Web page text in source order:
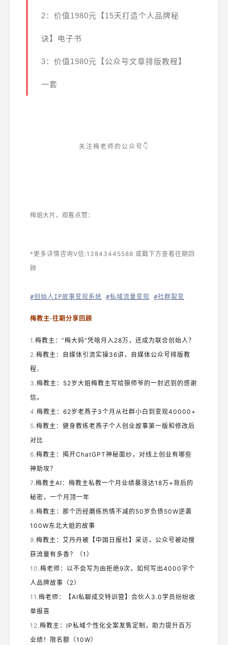
2：价值1980元【15天打造个人品牌秘
诀】电子书
3：价值1980元 【公众号文章排版教程】
一套
关注梅老师的公众号👇
梅姐大片，观看点赞：
*更多详情咨询V信:13843445588 或戳下方查看往期回
顾
#创始人IP故事变现系统 #私域流量变现 #社群裂变
梅教主·往期分享回顾
1.梅教主：“梅大妈”凭啥月入28万，还成为联合创始人？
2.梅教主：自媒体引流实操36讲，自媒体公众号排版教
程。
3.梅教主：52岁大姐梅教主写给狼师爷的一封迟到的感谢
信。
4.梅教主：62岁老燕子3个月从社群小白到变现40000+
5.梅教主：健身教练老燕子个人创业故事第一版和修改后
对比
6.梅教主：揭开ChatGPT神秘面纱，对线上创业有哪些
神助攻？
7.梅教主AI：梅教主私教一个月业绩暴涨达18万+背后的
秘密，一个月顶一年
8.梅教主：那个历经磨练热情不减的50岁负债50W逆袭
100W东北大姐的故事
9.梅教主：艾丹丹被【中国日报社】采访，公众号被动搜
获流量有多香？（1）
10.梅老师：以不会写为由拒绝9次，如何写出4000字个
人品牌故事（2）
11.梅老师：【AI私聊成交特训营】合伙人3.0学员纷纷收
单报喜
12.梅教主：IP私域个性化全案发售定制，助力提升百万
业绩！限名额（10W）